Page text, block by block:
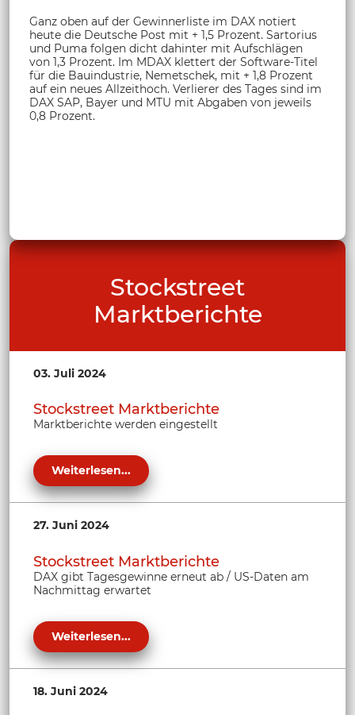
Ganz oben auf der Gewinnerliste im DAX notiert
heute die Deutsche Post mit + 1,5 Prozent. Sartorius
und Puma folgen dicht dahinter mit Aufschlägen
von 1,3 Prozent. Im MDAX klettert der Software-Titel
für die Bauindustrie, Nemetschek, mit + 1,8 Prozent
auf ein neues Allzeithoch. Verlierer des Tages sind im
DAX SAP, Bayer und MTU mit Abgaben von jeweils
0,8 Prozent.
Stockstreet
Marktberichte
03. Juli 2024
Stockstreet Marktberichte
Marktberichte werden eingestellt
Weiterlesen...
27. Juni 2024
Stockstreet Marktberichte
DAX gibt Tagesgewinne erneut ab / US-Daten am
Nachmittag erwartet
Weiterlesen...
18. Juni 2024